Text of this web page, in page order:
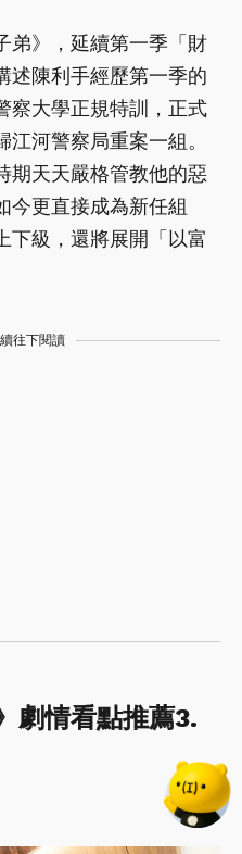
弟》，延續第一季「財
述陳利手經歷第一季的
察大學正規特訓，正式
河警察局重案一組。
期天天嚴格管教他的惡
今更直接成為新任組
下級，還將展開「以富
往下閱讀
劇情看點推薦3.